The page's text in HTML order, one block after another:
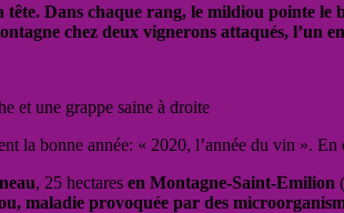
Dans chaque rang, le mildiou pointe le
chez deux vignerons attaqués, l’un
et une grappe saine à droite
la bonne année: « 2020, l’année du vin ».
, 25 hectares en Montagne-Saint-Emilion
maladie provoquée par des